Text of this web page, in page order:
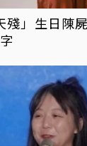
殘」生日陳